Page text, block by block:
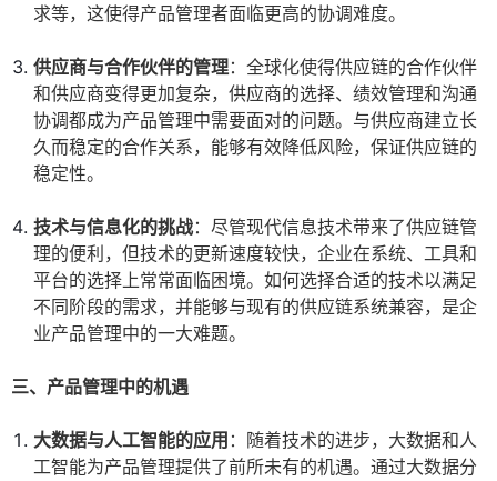
求等，这使得产品管理者面临更高的协调难度。
供应商与合作伙伴的管理：全球化使得供应链的合作伙伴
和供应商变得更加复杂，供应商的选择、绩效管理和沟通
协调都成为产品管理中需要面对的问题。与供应商建立长
久而稳定的合作关系，能够有效降低风险，保证供应链的
稳定性。
技术与信息化的挑战：尽管现代信息技术带来了供应链管
理的便利，但技术的更新速度较快，企业在系统、工具和
平台的选择上常常面临困境。如何选择合适的技术以满足
不同阶段的需求，并能够与现有的供应链系统兼容，是企
业产品管理中的一大难题。
三、产品管理中的机遇
大数据与人工智能的应用 ：随着技术的进步，大数据和人
工智能为产品管理提供了前所未有的机遇。通过大数据分